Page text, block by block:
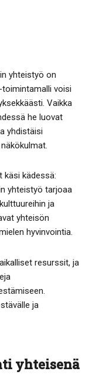
yhteistyö on
voisi
Vaikka
he luovat
yhdistäisi
käsi kädessä:
yhteistyö tarjoaa
ja
yhteisön
hyvinvointia.
resurssit, ja
ja
yhteisenä